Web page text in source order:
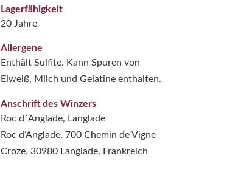
Lagerfähigkeit
20 Jahre
Allergene
Enthält Sulfite. Kann Spuren von
Eiweiß, Milch und Gelatine enthalten.
Anschrift des Winzers
Roc d´Anglade, Langlade
Roc d’Anglade, 700 Chemin de Vigne
Croze, 30980 Langlade, Frankreich